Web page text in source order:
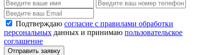
Подтверждаю согласие с правилами обработки
персональных данных и принимаю пользовательское
соглашение
Отправить заявку